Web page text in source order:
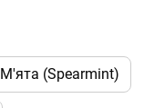
М'ята (Spearmint)